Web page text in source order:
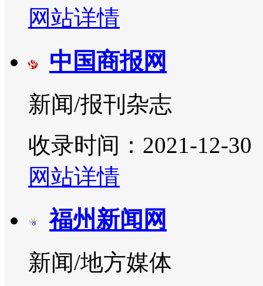
网站详情
中国商报网
新闻/报刊杂志
收录时间：2021-12-30
网站详情
福州新闻网
新闻/地方媒体